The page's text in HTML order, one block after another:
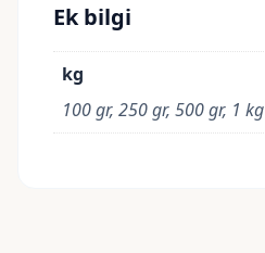
Ek bilgi
kg
100 gr, 250 gr, 500 gr, 1 kg